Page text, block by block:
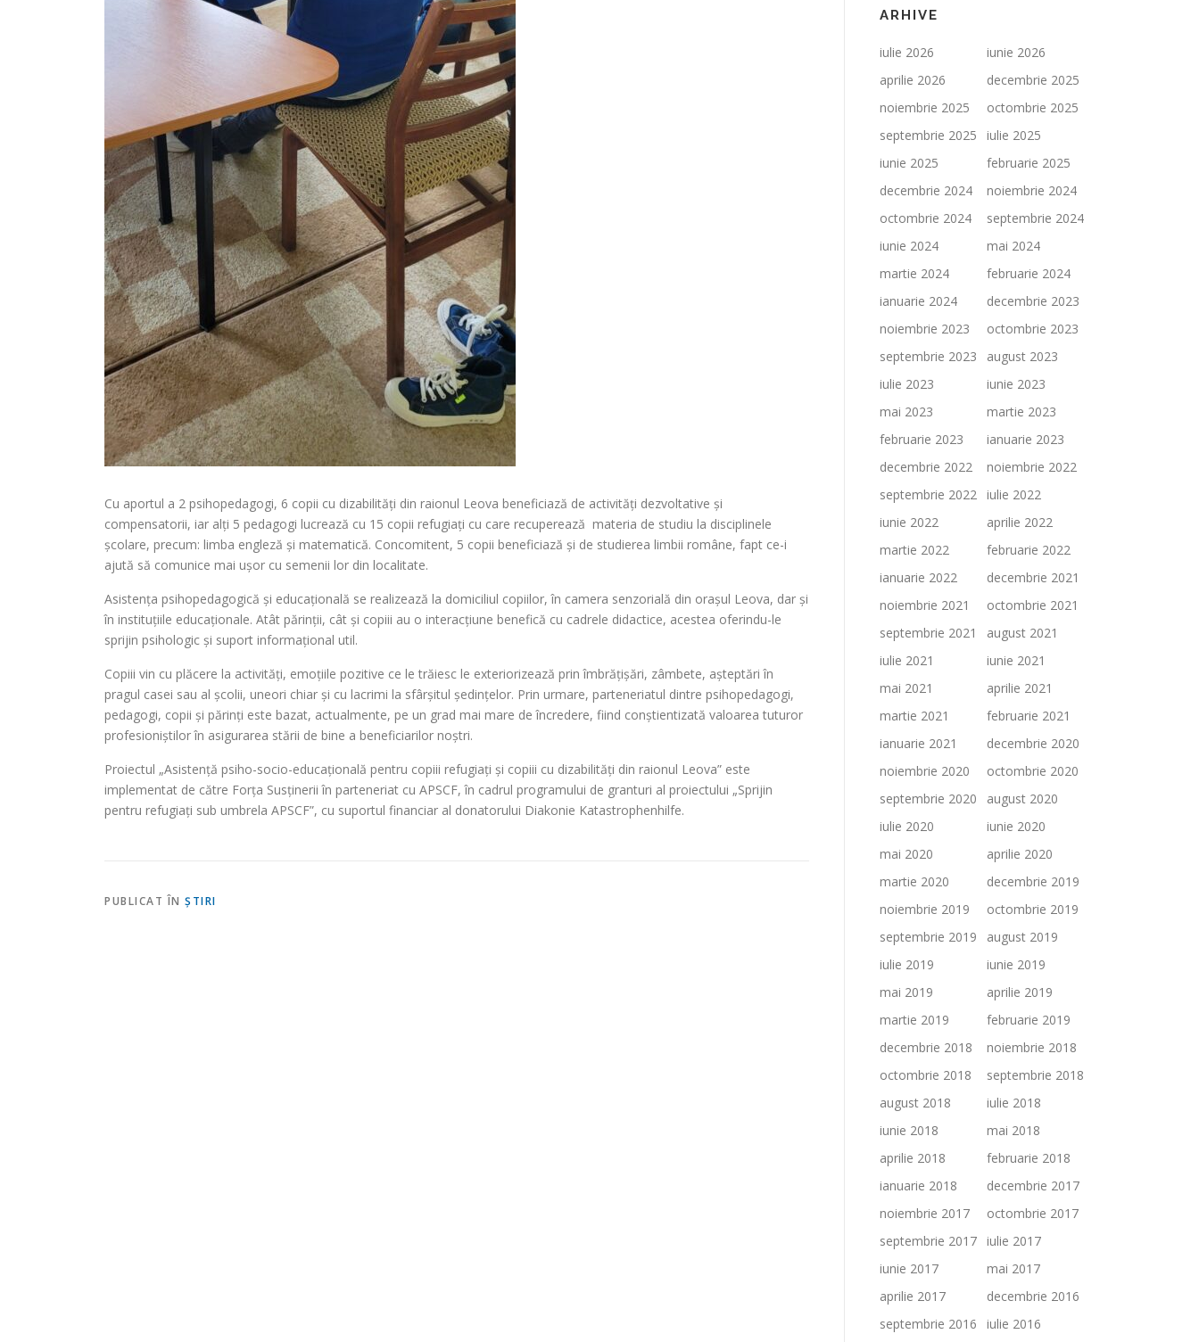
Cu aportul a 2 psihopedagogi, 6 copii cu dizabilități din raionul Leova beneficiază de activități dezvoltative și
compensatorii, iar alți 5 pedagogi lucrează cu 15 copii refugiați cu care recuperează materia de studiu la disciplinele
școlare, precum: limba engleză și matematică. Concomitent, 5 copii beneficiază și de studierea limbii române, fapt ce-i
ajută să comunice mai ușor cu semenii lor din localitate.
Asistența psihopedagogică și educațională se realizează la domiciliul copiilor, în camera senzorială din orașul Leova, dar și
în instituțiile educaționale. Atât părinții, cât și copiii au o interacțiune benefică cu cadrele didactice, acestea oferindu-le
sprijin psihologic și suport informațional util.
Copiii vin cu plăcere la activități, emoțiile pozitive ce le trăiesc le exteriorizează prin îmbrățișări, zâmbete, așteptări în
pragul casei sau al școlii, uneori chiar și cu lacrimi la sfârșitul ședințelor. Prin urmare, parteneriatul dintre psihopedagogi,
pedagogi, copii și părinți este bazat, actualmente, pe un grad mai mare de încredere, fiind conștientizată valoarea tuturor
profesioniștilor în asigurarea stării de bine a beneficiarilor noștri.
Proiectul „Asistență psiho-socio-educațională pentru copiii refugiați și copiii cu dizabilități din raionul Leova” este
implementat de către Forța Susținerii în parteneriat cu APSCF, în cadrul programului de granturi al proiectului „Sprijin
pentru refugiați sub umbrela APSCF”, cu suportul financiar al donatorului Diakonie Katastrophenhilfe.
PUBLICAT ÎN ŞTIRI
ARHIVE
iulie 2026
iunie 2026
aprilie 2026
decembrie 2025
noiembrie 2025
octombrie 2025
septembrie 2025
iulie 2025
iunie 2025
februarie 2025
decembrie 2024
noiembrie 2024
octombrie 2024
septembrie 2024
iunie 2024
mai 2024
martie 2024
februarie 2024
ianuarie 2024
decembrie 2023
noiembrie 2023
octombrie 2023
septembrie 2023
august 2023
iulie 2023
iunie 2023
mai 2023
martie 2023
februarie 2023
ianuarie 2023
decembrie 2022
noiembrie 2022
septembrie 2022 iulie 2022
iunie 2022
aprilie 2022
martie 2022
februarie 2022
ianuarie 2022
decembrie 2021
noiembrie 2021
octombrie 2021
septembrie 2021
august 2021
iulie 2021
iunie 2021
mai 2021
aprilie 2021
martie 2021
februarie 2021
ianuarie 2021
decembrie 2020
noiembrie 2020
octombrie 2020
septembrie 2020
august 2020
iulie 2020
iunie 2020
mai 2020
aprilie 2020
martie 2020
decembrie 2019
noiembrie 2019
octombrie 2019
septembrie 2019
august 2019
iulie 2019
iunie 2019
mai 2019
aprilie 2019
martie 2019
februarie 2019
decembrie 2018
noiembrie 2018
octombrie 2018
septembrie 2018
august 2018
iulie 2018
iunie 2018
mai 2018
aprilie 2018
februarie 2018
ianuarie 2018
decembrie 2017
noiembrie 2017
octombrie 2017
septembrie 2017 iulie 2017
iunie 2017
mai 2017
aprilie 2017
decembrie 2016
septembrie 2016
iulie 2016